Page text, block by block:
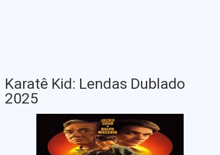
Karatê Kid: Lendas Dublado
2025